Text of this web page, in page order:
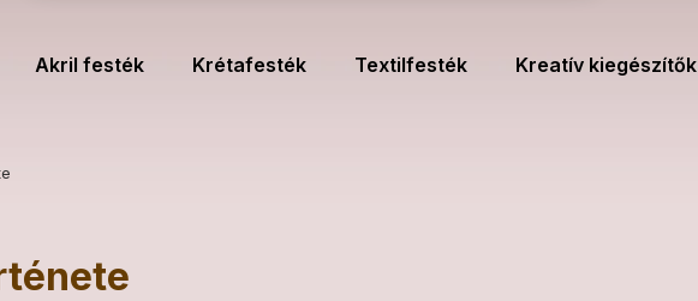
Akril festék Krétafesték Textilfesték Kreatív kiegészítők